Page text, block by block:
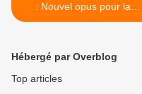
: Nouvel opus pour la
collection Disparition
Lahaye.
Hébergé par Overblog
Top articles